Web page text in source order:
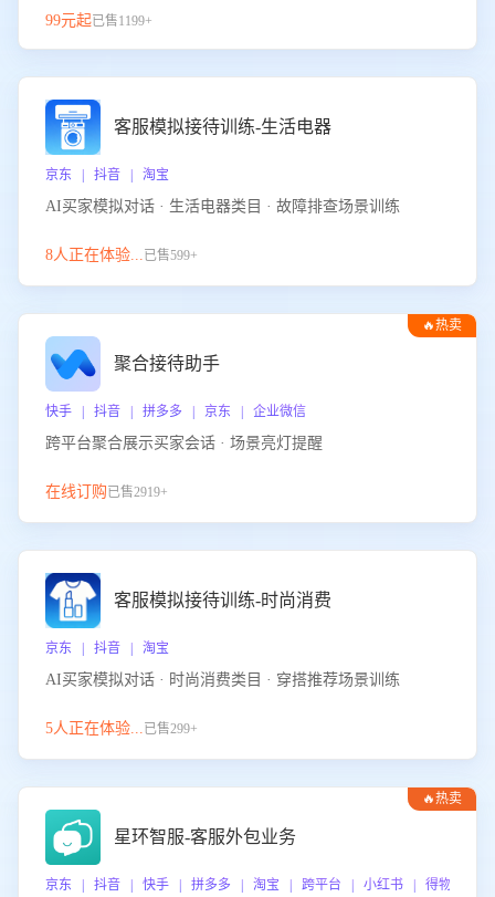
服能力。
99元起已售1199+
客服模拟接待训练-生活电器
京东 | 抖音 | 淘宝
AI买家模拟对话 · 生活电器类目 · 故障排查场景训练
8人正在体验...已售599+
🔥热卖
聚合接待助手
快手 | 抖音 | 拼多多 | 京东 | 企业微信
跨平台聚合展示买家会话 · 场景亮灯提醒
在线订购已售2919+
客服模拟接待训练-时尚消费
京东 | 抖音 | 淘宝
AI买家模拟对话 · 时尚消费类目 · 穿搭推荐场景训练
5人正在体验...已售299+
🔥热卖
星环智服-客服外包业务
京东 | 抖音 | 快手 | 拼多多 | 淘宝 | 跨平台 | 小红书 | 得物 | 企